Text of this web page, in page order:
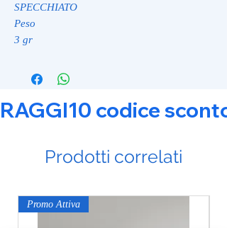
SPECCHIATO
Peso
3 gr
RAGGI10 codice
Prodotti correlati
Promo Attiva